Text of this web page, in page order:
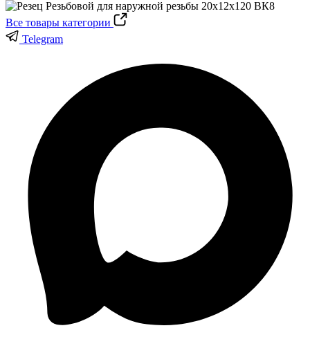
Все товары категории
Telegram